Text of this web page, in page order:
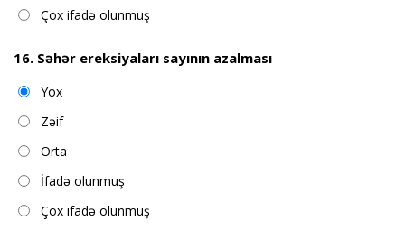
Çox ifadə olunmuş
16. Səhər ereksiyaları sayının azalması
Yox
Zəif
Orta
İfadə olunmuş
Çox ifadə olunmuş